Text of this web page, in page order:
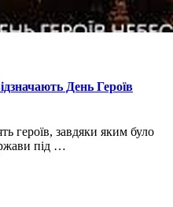
День Героїв
героїв, завдяки яким було
під …